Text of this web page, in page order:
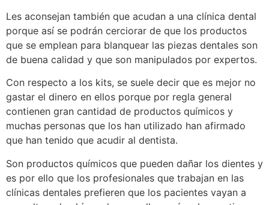
Les aconsejan también que acudan a una clínica dental
porque así se podrán cerciorar de que los productos
que se emplean para blanquear las piezas dentales son
de buena calidad y que son manipulados por expertos.
Con respecto a los kits, se suele decir que es mejor no
gastar el dinero en ellos porque por regla general
contienen gran cantidad de productos químicos y
muchas personas que los han utilizado han afirmado
que han tenido que acudir al dentista.
Son productos químicos que pueden dañar los dientes y
es por ello que los profesionales que trabajan en las
clínicas dentales prefieren que los pacientes vayan a